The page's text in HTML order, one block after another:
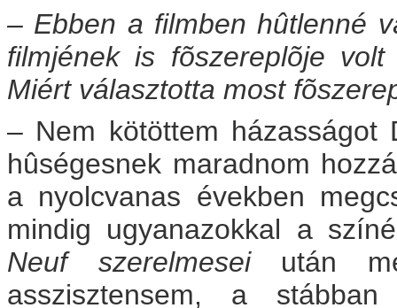
– Ebben a filmben hûtlenné
filmjének is fõszereplõje
Miért választotta most
– Nem kötöttem házasságot
hûségesnek maradnom
a nyolcvanas években
mindig ugyanazokkal a
Neuf szerelmeseiután
asszisztensem, a